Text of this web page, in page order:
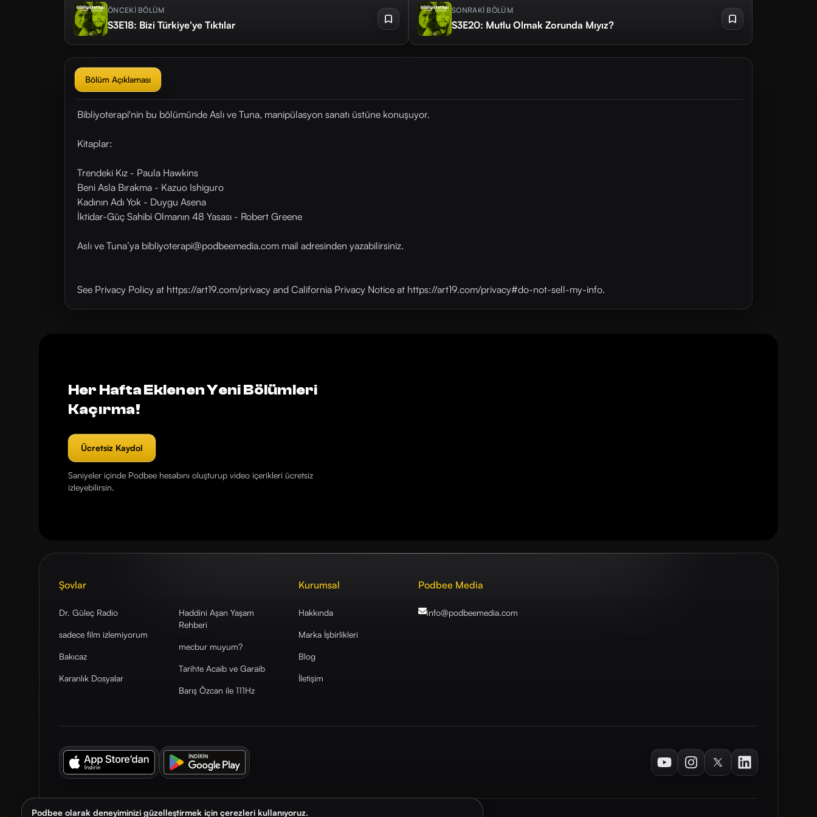
Podbee olarak deneyiminizi güzelleştirmek için çerezleri kullanıyoruz.
ÖNCEKİ BÖLÜM
S3E18: Bizi Türkiye'ye Tıktılar
SONRAKİ BÖLÜM
S3E20: Mutlu Olmak Zorunda Mıyız?
Bölüm Açıklaması
Bibliyoterapi'nin bu bölümünde Aslı ve Tuna, manipülasyon sanatı üstüne konuşuyor.
Kitaplar:
Trendeki Kız - Paula Hawkins
Beni Asla Bırakma - Kazuo Ishiguro
Kadının Adı Yok - Duygu Asena
İktidar-Güç Sahibi Olmanın 48 Yasası - Robert Greene
Aslı ve Tuna’ya bibliyoterapi@podbeemedia.com mail adresinden yazabilirsiniz.
See Privacy Policy at https://art19.com/privacy and California Privacy Notice at https://art19.com/privacy#do-not-sell-my-info.
Her Hafta Eklenen Yeni Bölümleri
Kaçırma!
Ücretsiz Kaydol
Saniyeler içinde Podbee hesabını oluşturup video içerikleri ücretsiz
izleyebilirsin.
Şovlar
Dr. Güleç Radio
sadece film izlemiyorum
Bakıcaz
Karanlık Dosyalar
Haddini Aşan Yaşam
Rehberi
mecbur muyum?
Tarihte Acaib ve Garaib
Barış Özcan ile 111Hz
Kurumsal
Hakkında
Marka İşbirlikleri
Blog
İletişim
Podbee Media
info@podbeemedia.com
YoutubeInstagramTwitterLinkedIn